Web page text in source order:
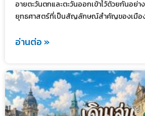
อายตะวันตกและตะวันออกเข้าไว้ด้วยกันอย่า
ยุทธศาสตร์ที่เป็นสัญลักษณ์สำคัญของเมือ
อ่านต่อ »